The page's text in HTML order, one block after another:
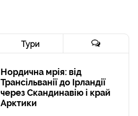
Тури
Нордична мрія: від
Трансільванії до Ірландії
через Скандинавію і край
Арктики